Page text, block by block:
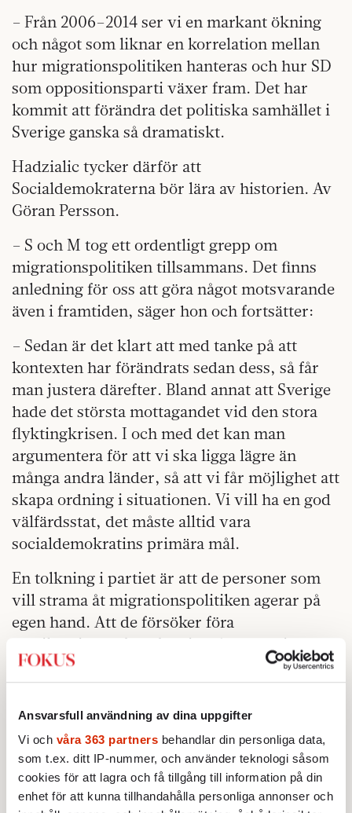
Ansvarsfull användning av dina uppgifter
Vi och våra 363 partners behandlar din personliga data,
som t.ex. ditt IP-nummer, och använder teknologi såsom
cookies för att lagra och få tillgång till information på din
enhet för att kunna tillhandahålla personliga annonser och
– Från 2006–2014 ser vi en markant ökning
och något som liknar en korrelation mellan
hur migrationspolitiken hanteras och hur SD
som oppositionsparti växer fram. Det har
kommit att förändra det politiska samhället i
Sverige ganska så dramatiskt.
Hadzialic tycker därför att
Socialdemokraterna bör lära av historien. Av
Göran Persson.
– S och M tog ett ordentligt grepp om
migrationspolitiken tillsammans. Det finns
anledning för oss att göra något motsvarande
även i framtiden, säger hon och fortsätter:
– Sedan är det klart att med tanke på att
kontexten har förändrats sedan dess, så får
man justera därefter. Bland annat att Sverige
hade det största mottagandet vid den stora
flyktingkrisen. I och med det kan man
argumentera för att vi ska ligga lägre än
många andra länder, så att vi får möjlighet att
skapa ordning i situationen. Vi vill ha en god
välfärdsstat, det måste alltid vara
socialdemokratins primära mål.
En tolkning i partiet är att de personer som
vill strama åt migrationspolitiken agerar på
egen hand. Att de försöker föra
partiledningen framför sig, så att den inte
fastnar i en hållning som mest gillas av
regeringskompisarna.
– Man vill att ens egna åsikter ska synas och
höras i kommittén, säger en S-källa.
Men bilden från folk med insyn i
regeringsarbetetär en annan. Varje utspel ses